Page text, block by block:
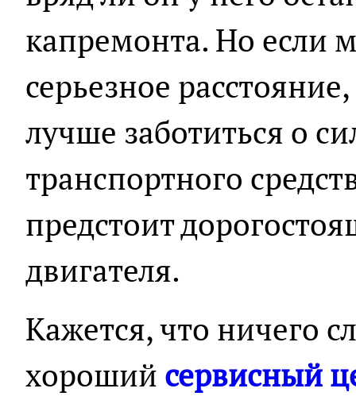
капремонта. Но если
серьезное
лучше заботиться о
транспортного
предстоит
двигателя.
Кажется, что ничего
хороший сервисный